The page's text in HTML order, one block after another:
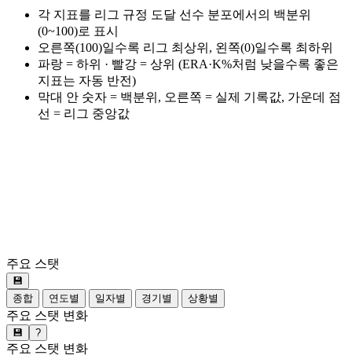
각 지표를 리그 규정 도달 선수 분포에서의 백분위
(0~100)로 표시
오른쪽(100)일수록 리그 최상위, 왼쪽(0)일수록 최하위
파랑 = 하위 · 빨강 = 상위 (ERA·K%처럼 낮을수록 좋은
지표는 자동 반전)
막대 안 숫자 = 백분위, 오른쪽 = 실제 기록값, 가운데 점
선 = 리그 중앙값
주요 스탯
💾
종합
연도별 일자별 경기별 상황별
주요 스탯 변화
💾 ?
주요 스탯 변화